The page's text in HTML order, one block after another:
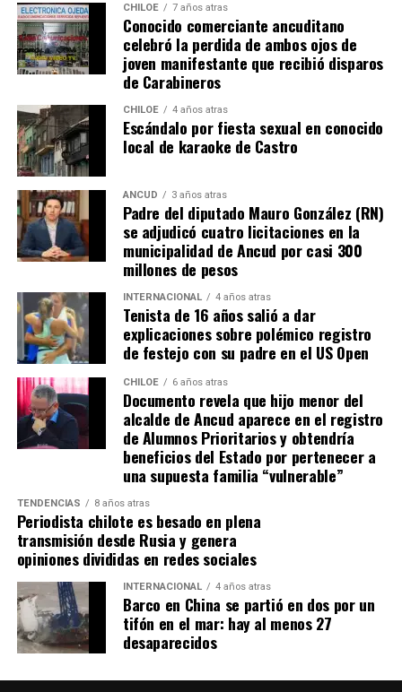
CHILOE 7 años atras
Conocido comerciante ancuditano
celebró la perdida de ambos ojos de
joven manifestante que recibió disparos
de Carabineros
CHILOE 4 años atras
Escándalo por fiesta sexual en conocido
local de karaoke de Castro
ANCUD 3 años atras
Padre del diputado Mauro González (RN)
se adjudicó cuatro licitaciones en la
municipalidad de Ancud por casi 300
millones de pesos
INTERNACIONAL 4 años atras
Tenista de 16 años salió a dar
explicaciones sobre polémico registro
de festejo con su padre en el US Open
CHILOE 6 años atras
Documento revela que hijo menor del
alcalde de Ancud aparece en el registro
de Alumnos Prioritarios y obtendría
beneficios del Estado por pertenecer a
una supuesta familia “vulnerable”
TENDENCIAS 8 años atras
Periodista chilote es besado en plena
transmisión desde Rusia y genera
opiniones divididas en redes sociales
INTERNACIONAL 4 años atras
Barco en China se partió en dos por un
tifón en el mar: hay al menos 27
desaparecidos